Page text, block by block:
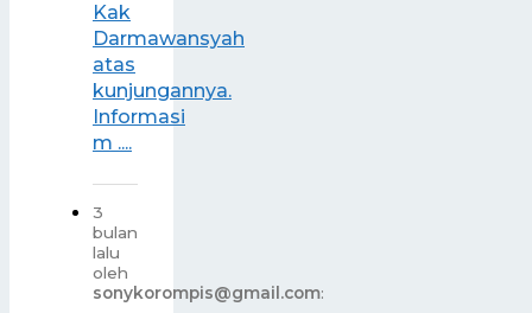
Kak
Darmawansyah
atas
kunjungannya.
Informasi
m ....
3
bulan
lalu
oleh
sonykorompis@gmail.com: